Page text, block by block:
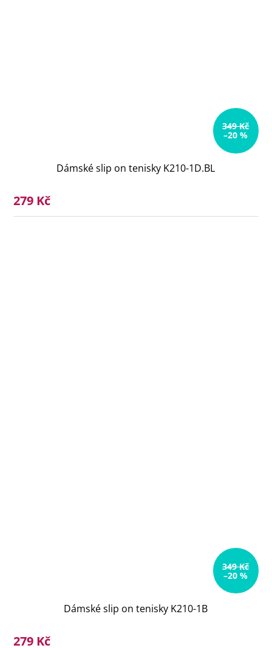
349 Kč
–20 %
Dámské slip on tenisky K210-1D.BL
279 Kč
349 Kč
–20 %
Dámské slip on tenisky K210-1B
279 Kč